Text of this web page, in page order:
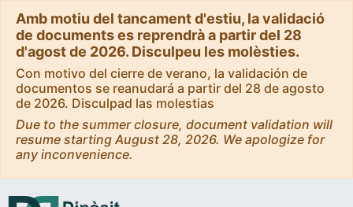
Amb motiu del tancament d'estiu, la validació
de documents es reprendrà a partir del 28
d'agost de 2026. Disculpeu les molèsties.
Con motivo del cierre de verano, la validación de
documentos se reanudará a partir del 28 de agosto
de 2026. Disculpad las molestias
Due to the summer closure, document validation will
resume starting August 28, 2026. We apologize for
any inconvenience.